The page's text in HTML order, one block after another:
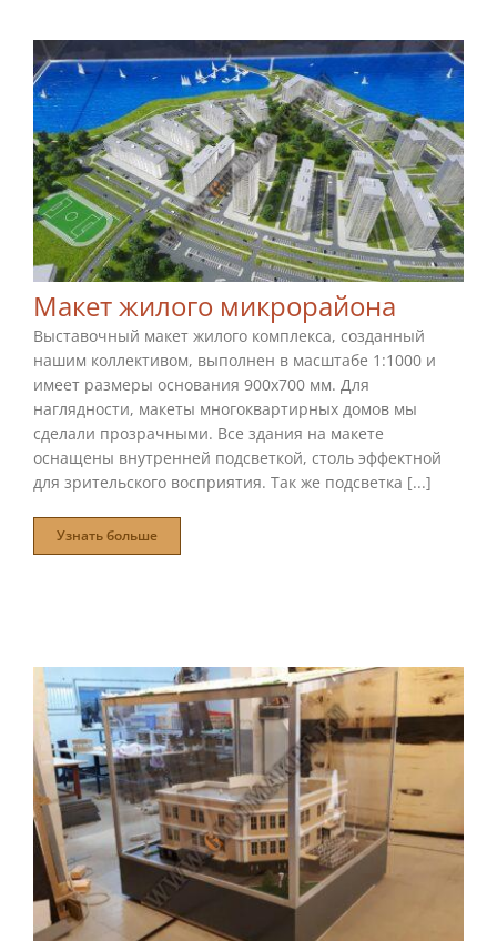
Макет жилого микрорайона
Выставочный макет жилого комплекса, созданный
нашим коллективом, выполнен в масштабе 1:1000 и
имеет размеры основания 900х700 мм. Для
наглядности, макеты многоквартирных домов мы
сделали прозрачными. Все здания на макете
оснащены внутренней подсветкой, столь эффектной
для зрительского восприятия. Так же подсветка [...]
Узнать больше
Уличный макет здания отдела ЗАГС г.
Муравленко